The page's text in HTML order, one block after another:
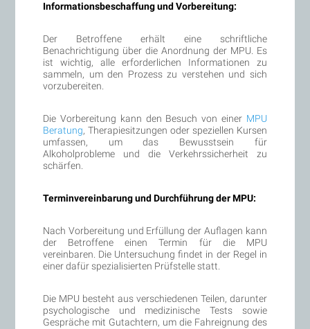
Informationsbeschaffung und Vorbereitung:
Der Betroffene erhält eine schriftliche
Benachrichtigung über die Anordnung der MPU. Es
ist wichtig, alle erforderlichen Informationen zu
sammeln, um den Prozess zu verstehen und sich
vorzubereiten.
Die Vorbereitung kann den Besuch von einer MPU
Beratung, Therapiesitzungen oder speziellen Kursen
umfassen, um das Bewusstsein für
Alkoholprobleme und die Verkehrssicherheit zu
schärfen.
Terminvereinbarung und Durchführung der MPU:
Nach Vorbereitung und Erfüllung der Auflagen kann
der Betroffene einen Termin für die MPU
vereinbaren. Die Untersuchung findet in der Regel in
einer dafür spezialisierten Prüfstelle statt.
Die MPU besteht aus verschiedenen Teilen, darunter
psychologische und medizinische Tests sowie
Gespräche mit Gutachtern, um die Fahreignung des